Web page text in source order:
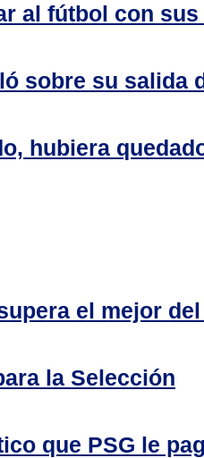
al fútbol con
sobre su salida
hubiera
el mejor
la Selección
que PSG le